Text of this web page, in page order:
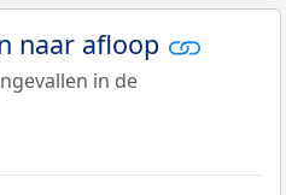
naar afloop
in de